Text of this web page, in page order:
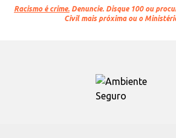
Racismo é crime. Denuncie. Disque 100 ou
Civil mais próxima ou o